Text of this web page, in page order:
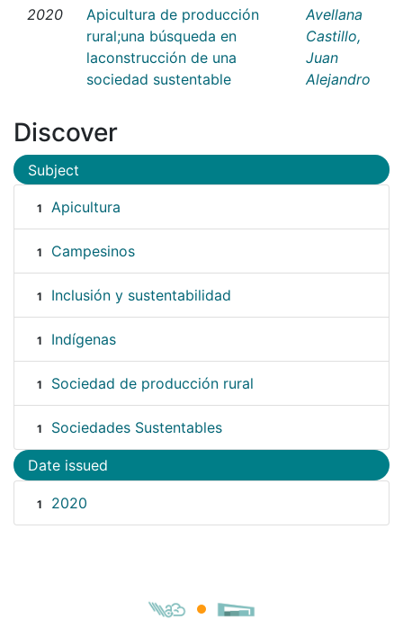
2020
Apicultura de producción
rural;una búsqueda en
laconstrucción de una
sociedad sustentable
Avellana
Castillo,
Juan
Alejandro
Discover
Subject
1 Apicultura
1 Campesinos
1 Inclusión y sustentabilidad
1 Indígenas
1 Sociedad de producción rural
1 Sociedades Sustentables
Date issued
1 2020